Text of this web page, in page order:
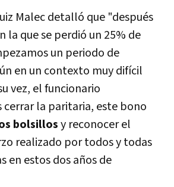
Malec detalló que "después
la que se perdió un 25% de
un periodo de
en un contexto muy difícil
vez, el funcionario
cerrar la paritaria, este bono
bolsillosy reconocer el
realizado por todos y todas
en estos dos años de